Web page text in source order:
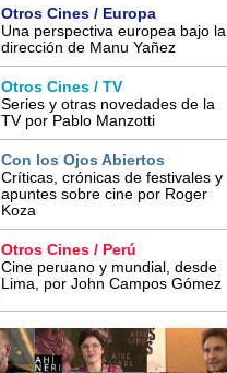
Otros Cines / Europa
Una perspectiva europea bajo la
dirección de Manu Yañez
Otros Cines / TV
Series y otras novedades de la
TV por Pablo Manzotti
Con los Ojos Abiertos
Críticas, crónicas de festivales y
apuntes sobre cine por Roger
Koza
Otros Cines / Perú
Cine peruano y mundial, desde
Lima, por John Campos Gómez